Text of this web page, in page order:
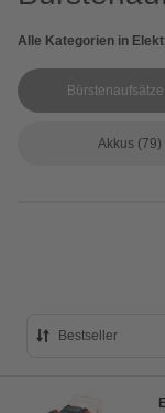
Alle Kategorien in
Bürstenaufsätze
Akkus (79)
Bestseller